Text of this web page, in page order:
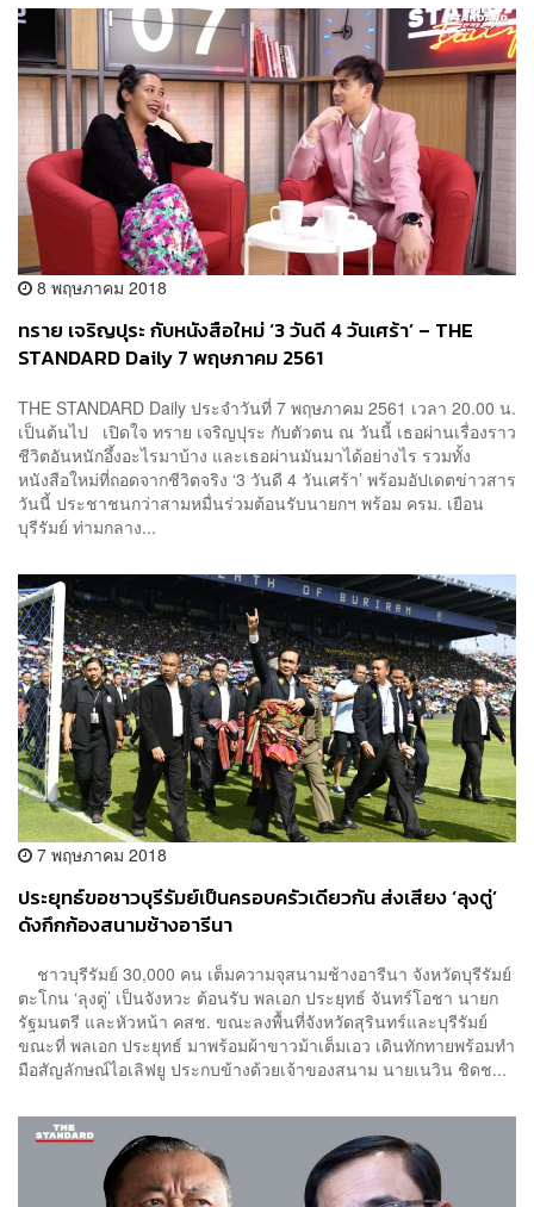
8 พฤษภาคม 2018
ทราย เจริญปุระ กับหนังสือใหม่ ‘3 วันดี 4 วันเศร้า’ – THE
STANDARD Daily 7 พฤษภาคม 2561
THE STANDARD Daily ประจำวันที่ 7 พฤษภาคม 2561 เวลา 20.00 น.
เป็นต้นไป เปิดใจ ทราย เจริญปุระ กับตัวตน ณ วันนี้ เธอผ่านเรื่องราว
ชีวิตอันหนักอึ้งอะไรมาบ้าง และเธอผ่านมันมาได้อย่างไร รวมทั้ง
หนังสือใหม่ที่ถอดจากชีวิตจริง ‘3 วันดี 4 วันเศร้า’ พร้อมอัปเดตข่าวสาร
วันนี้ ประชาชนกว่าสามหมื่นร่วมต้อนรับนายกฯ พร้อม ครม. เยือน
บุรีรัมย์ ท่ามกลาง...
7 พฤษภาคม 2018
ประยุทธ์ขอชาวบุรีรัมย์เป็นครอบครัวเดียวกัน ส่งเสียง ‘ลุงตู่’
ดังกึกก้องสนามช้างอารีนา
ชาวบุรีรัมย์ 30,000 คน เต็มความจุสนามช้างอารีนา จังหวัดบุรีรัมย์
ตะโกน ‘ลุงตู่’ เป็นจังหวะ ต้อนรับ พลเอก ประยุทธ์ จันทร์โอชา นายก
รัฐมนตรี และหัวหน้า คสช. ขณะลงพื้นที่จังหวัดสุรินทร์และบุรีรัมย์
ขณะที่ พลเอก ประยุทธ์ มาพร้อมผ้าขาวม้าเต็มเอว เดินทักทายพร้อมทำ
มือสัญลักษณ์ไอเลิฟยู ประกบข้างด้วยเจ้าของสนาม นายเนวิน ชิดช...